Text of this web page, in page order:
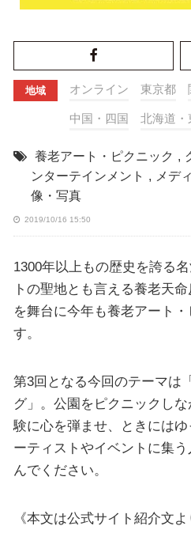
地域 オンライン 東京都
中国・四国 北海道・
養老アート・ピクニック ,
ンターテインメント , メデ
像・写真
2019/10/16 15:50
1300年以上もの歴史を誇る
トの聖地とも言える養老天
を舞台に今年も養老アート
す。
第3回となる今回のテーマは
グ」。公園をピクニックし
験に心を弾ませ、ときには
ーティストやイベントに集
んでください。
《本文は公式サイト紹介文よ